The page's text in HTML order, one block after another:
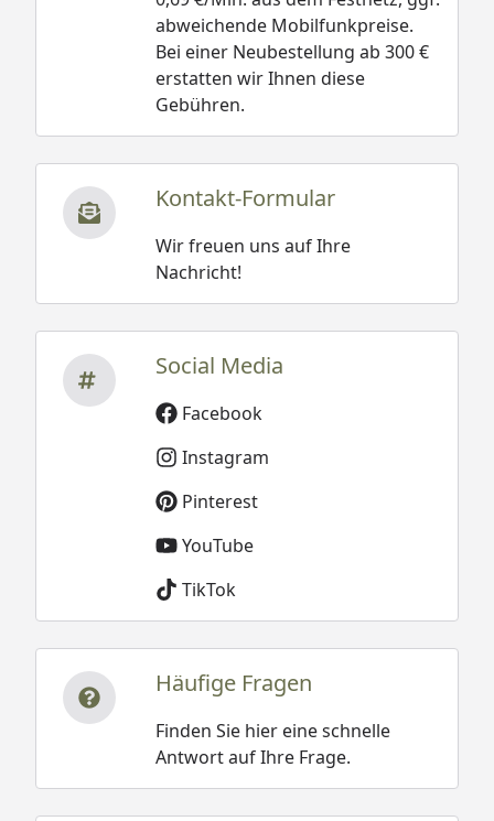
abweichende Mobilfunkpreise.
Bei einer Neubestellung ab 300 €
erstatten wir Ihnen diese
Gebühren.
Kontakt-Formular
Wir freuen uns auf Ihre
Nachricht!
Social Media
Facebook
Instagram
Pinterest
YouTube
TikTok
Häufige Fragen
Finden Sie hier eine schnelle
Antwort auf Ihre Frage.